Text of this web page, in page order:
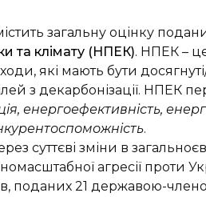
загальну оцінку
та клімату (НПЕК). НПЕК –
які мають бути
з декарбонізації. НПЕК
енергоефективність,
.
суттєві зміни в
агресії проти
поданих 21 державою-